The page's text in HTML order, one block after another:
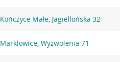
Kończyce Małe, Jagiellońska 32
Marklowice, Wyzwolenia 71